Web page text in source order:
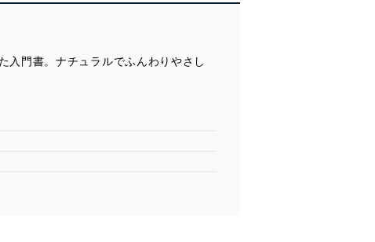
入門書。ナチュラルでふんわりやさし